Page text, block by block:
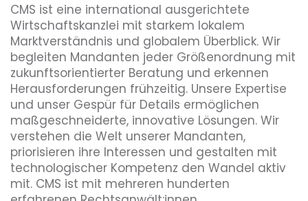
CMS ist eine international ausgerichtete
Wirtschaftskanzlei mit starkem lokalem
Marktverständnis und globalem Überblick. Wir
begleiten Mandanten jeder Größenordnung mit
zukunftsorientierter Beratung und erkennen
Herausforderungen frühzeitig. Unsere Expertise
und unser Gespür für Details ermöglichen
maßgeschneiderte, innovative Lösungen. Wir
verstehen die Welt unserer Mandanten,
priorisieren ihre Interessen und gestalten mit
technologischer Kompetenz den Wandel aktiv
mit. CMS ist mit mehreren hunderten